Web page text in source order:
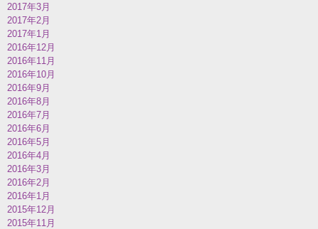
2017年3月
2017年2月
2017年1月
2016年12月
2016年11月
2016年10月
2016年9月
2016年8月
2016年7月
2016年6月
2016年5月
2016年4月
2016年3月
2016年2月
2016年1月
2015年12月
2015年11月